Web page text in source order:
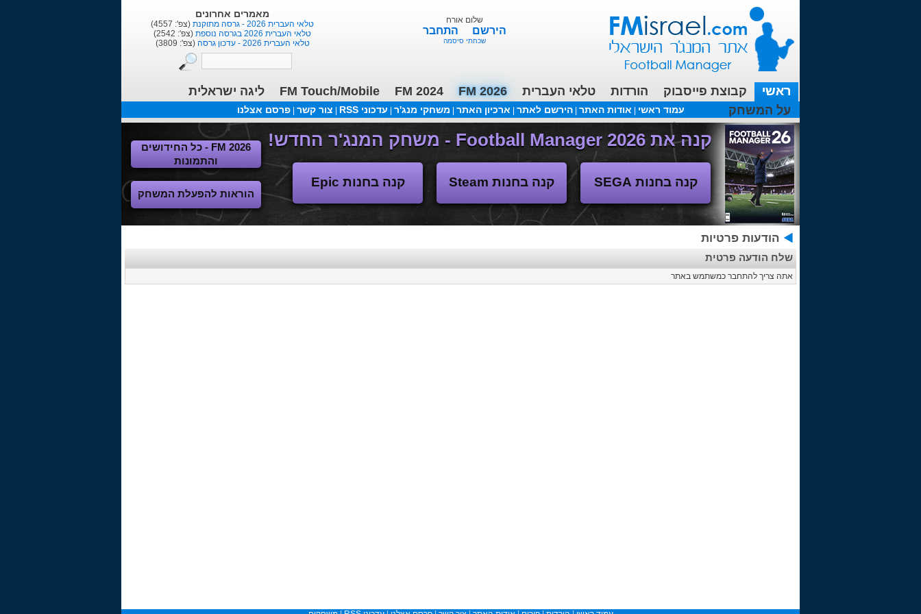
הורדות אחרונות
FM 26 - ליגות נמוכות, תקציבים, העברות 13/2
(הו': 1376)
תלבושת לליגת העל+הלאומית(הו': 1086)
ליגות נשים ישראלית בכדורגל(הו': 105)
שלום אורח
הירשם התחבר
שכחתי סיסמה
ראשי קבוצת פייסבוק הורדות טלאי העברית FM 2026
FM 2024
FM Touch/Mobile
ליגה ישראלית
על המשחק
עמוד ראשי אודות האתר |הירשם לאתר ארכיון האתר משחקי מנג'ר עדכוני RSS צור קשר פרסם אצלנו
עכשיו בפורומים:FM19- איך יוצאים לחופשה עם המאמן ?
קנה את Football Manager 2026 - משחק המנג'ר החדש!
קנה בחנות SEGA קנה בחנות Steam קנה בחנות Epic
FM 2026 - כל החידושים
והתמונות
הוראות להפעלת המשחק
הודעות פרטיות
שלח הודעה פרטית
אתה צריך להתחבר כמשתמש באתר